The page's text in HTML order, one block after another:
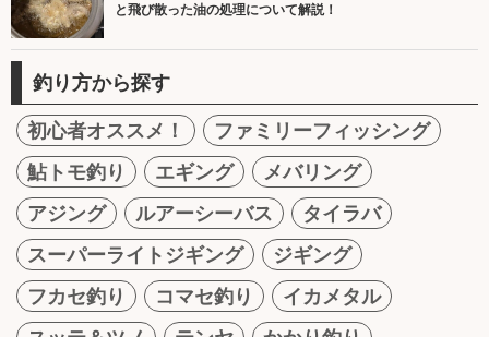
と飛び散った油の処理について解説！
釣り方から探す
初心者オススメ！
ファミリーフィッシング
鮎トモ釣り
エギング
メバリング
アジング
ルアーシーバス
タイラバ
スーパーライトジギング
ジギング
フカセ釣り
コマセ釣り
イカメタル